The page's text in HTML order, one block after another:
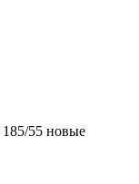
55 новые